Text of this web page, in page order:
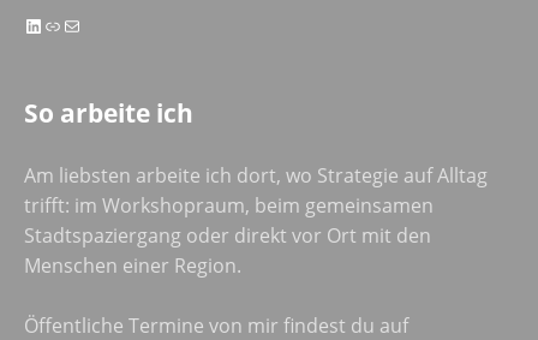
LinkedIn
LinkE-Mail
So arbeite ich
Am liebsten arbeite ich dort, wo Strategie auf Alltag
trifft: im Workshopraum, beim gemeinsamen
Stadtspaziergang oder direkt vor Ort mit den
Menschen einer Region.
Öffentliche Termine von mir findest du auf